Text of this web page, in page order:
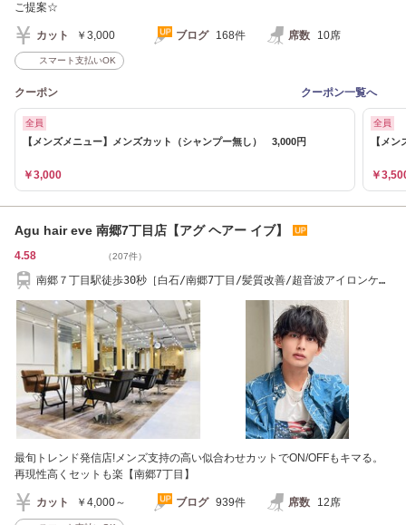
ご提案☆
カット ￥3,000 ブログ 168件 席数 10席
スマート支払いOK
クーポン クーポン一覧へ
全員
【メンズメニュー】メンズカット（シャンプー無し） 3,000円
￥3,000
全員
【メ
￥
Agu hair eve 南郷7丁目店【アグ ヘアー イブ】
4.58 （207件）
南郷７丁目駅徒歩30秒［白石/南郷7丁目/髪質改善/超音波アイロンケア
最旬トレンド発信店!メンズ支持の高い似合わせカットでON/OFFもキマる。
再現性高くセットも楽【南郷7丁目】
カット ￥4,000～ ブログ 939件 席数 12席